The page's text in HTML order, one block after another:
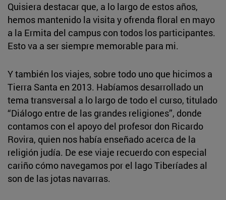
Quisiera destacar que, a lo largo de estos años,
hemos mantenido la visita y ofrenda floral en mayo
a la Ermita del campus con todos los participantes.
Esto va a ser siempre memorable para mi.
Y también los viajes, sobre todo uno que hicimos a
Tierra Santa en 2013. Habíamos desarrollado un
tema transversal a lo largo de todo el curso, titulado
“Diálogo entre de las grandes religiones”, donde
contamos con el apoyo del profesor don Ricardo
Rovira, quien nos había enseñado acerca de la
religión judía. De ese viaje recuerdo con especial
cariño cómo navegamos por el lago Tiberíades al
son de las jotas navarras.